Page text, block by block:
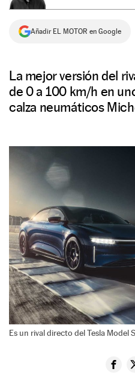
Añadir EL MOTOR en Google
La mejor versión del
de 0 a 100 km/h en
calza neumáticos
Es un rival directo del Tesla Model